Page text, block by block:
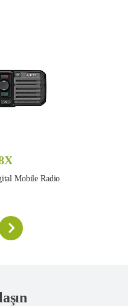
Mobile Radio